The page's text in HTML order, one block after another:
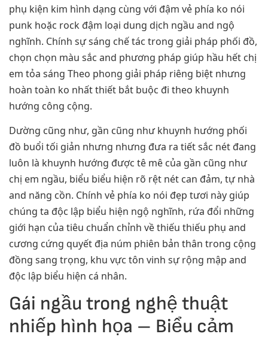
phụ kiện kim hình dạng cùng với đậm vẻ phía ko nói
punk hoặc rock đậm loại dung dịch ngầu and ngộ
nghĩnh. Chính sự sáng chế tác trong giải pháp phối đồ,
chọn chọn màu sắc and phương pháp giúp hầu hết chị
em tỏa sáng Theo phong giải pháp riêng biệt nhưng
hoàn toàn ko nhất thiết bắt buộc đi theo khuynh
hướng công cộng.
Dường cũng như, gần cũng như khuynh hướng phối
đồ buổi tối giản nhưng nhưng đưa ra tiết sắc nét đang
luôn là khuynh hướng được tê mê của gần cũng như
chị em ngầu, biểu biểu hiện rõ rệt nét can đảm, tự nhà
and năng cồn. Chính vẻ phía ko nói đẹp tươi này giúp
chúng ta độc lập biểu hiện ngộ nghĩnh, rứa đổi những
giới hạn của tiêu chuẩn chỉnh về thiếu thiếu phụ and
cương cứng quyết địa núm phiên bản thân trong cộng
đồng sang trọng, khu vực tôn vinh sự rộng mập and
độc lập biểu hiện cá nhân.
Gái ngầu trong nghệ thuật
nhiếp hình họa – Biểu cảm